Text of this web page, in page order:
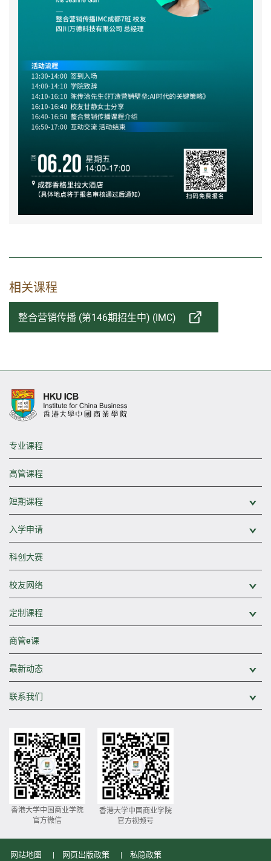
相关课程
整合营销传播 (第146期招生中) (IMC)
专业课程
高管课程
短期课程
入学申请
科创大赛
校友网络
定制课程
商管e课
最新动态
联系我们
香港大学中国商业学院
官方微信
香港大学中国商业学院
官方视频号
网站地图 网页出版政策 私隐政策